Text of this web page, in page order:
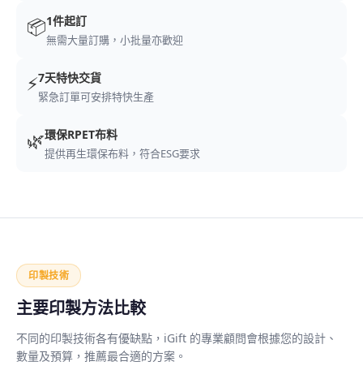
📦1件起訂
無需大量訂購，小批量亦歡迎
⚡7天特快交貨
緊急訂單可安排特快生產
🌿環保RPET布料
提供再生環保布料，符合ESG要求
印製技術
主要印製方法比較
不同的印製技術各有優缺點，iGift 的專業顧問會根據您的設計、
數量及預算，推薦最合適的方案。